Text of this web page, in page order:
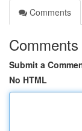
Comments
Comments
Submit a
No HTML